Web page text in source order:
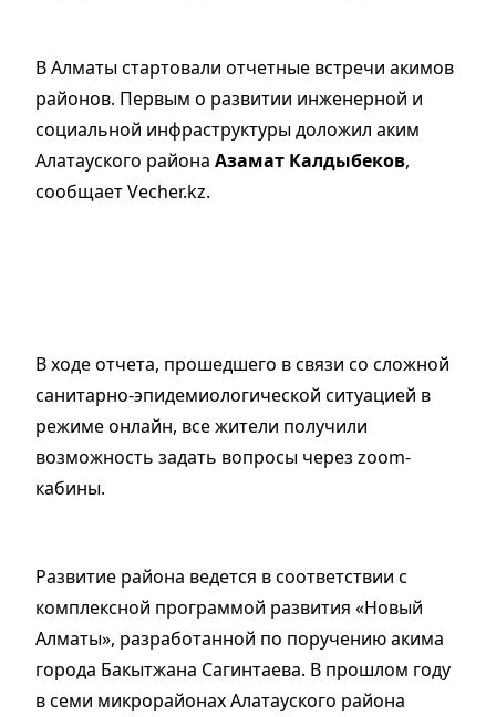
В Алматы стартовали отчетные встречи акимов
районов. Первым о развитии инженерной и
социальной инфраструктуры доложил аким
Алатауского района Азамат Калдыбеков,
сообщает Vecher.kz.
В ходе отчета, прошедшего в связи со сложной
санитарно-эпидемиологической ситуацией в
режиме онлайн, все жители получили
возможность задать вопросы через zoom-
кабины.
Развитие района ведется в соответствии с
комплексной программой развития «Новый
Алматы», разработанной по поручению акима
города Бакытжана Сагинтаева. В прошлом году
в семи микрорайонах Алатауского района